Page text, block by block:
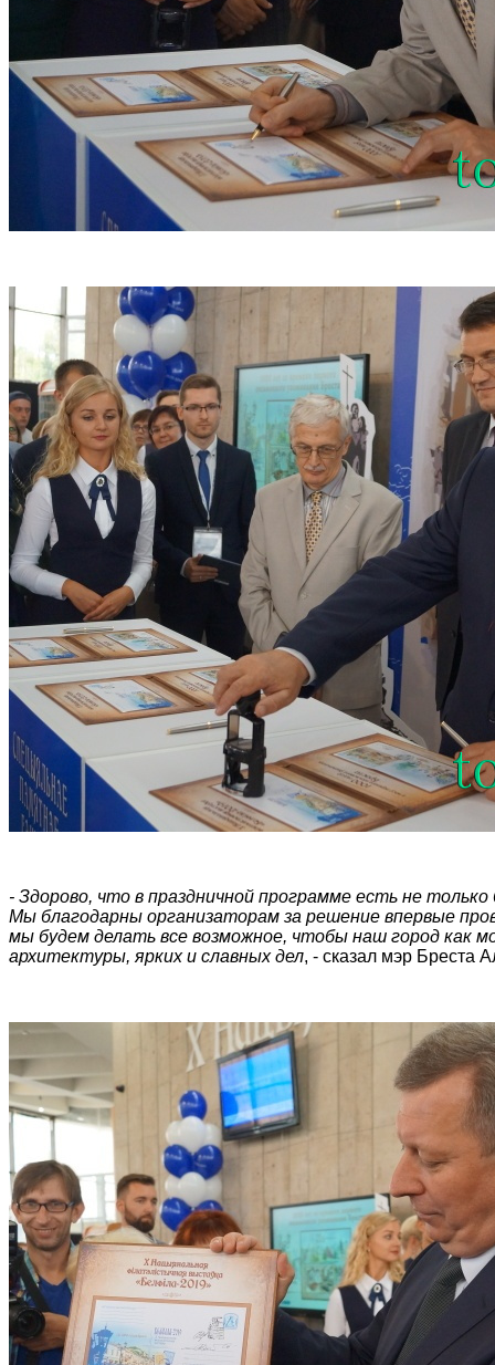
- Здорово, что в праздничной программе есть не
Мы благодарны организаторам за решение впервые
мы будем делать все возможное, чтобы наш город как
архитектуры, ярких и славных дел, - сказал мэр Бреста